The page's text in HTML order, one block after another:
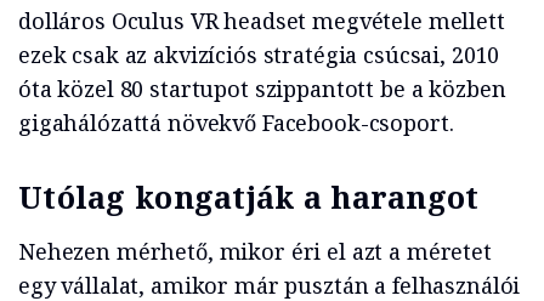
dolláros Oculus VR headset megvétele mellett
ezek csak az akvizíciós stratégia csúcsai, 2010
óta közel 80 startupot szippantott be a közben
gigahálózattá növekvő Facebook-csoport.
Utólag kongatják a harangot
Nehezen mérhető, mikor éri el azt a méretet
egy vállalat, amikor már pusztán a felhasználói